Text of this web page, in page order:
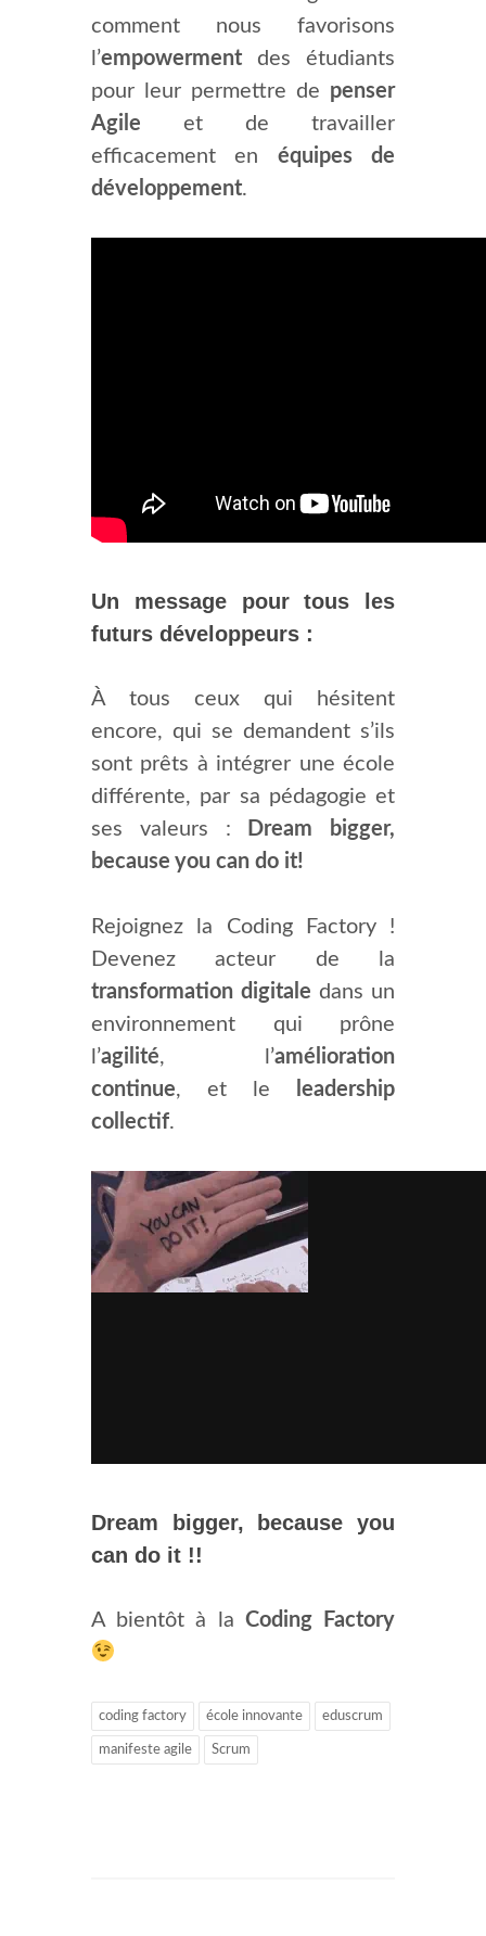
comment nous favorisons
l’empowerment des étudiants
pour leur permettre de penser
Agile et de travailler
efficacement en équipes de
développement.
Un message pour tous les
futurs développeurs :
À tous ceux qui hésitent
encore, qui se demandent s’ils
sont prêts à intégrer une école
différente, par sa pédagogie et
ses valeurs :
Dream bigger,
because you can do it!
Rejoignez la Coding Factory !
Devenez acteur de la
transformation digitale dans un
environnement qui prône
l’agilité, l’amélioration
continue, et le
leadership
collectif.
Dream bigger, because you
can do it !!
A bientôt à la Coding Factory
coding factory école innovante eduscrum
manifeste agile Scrum